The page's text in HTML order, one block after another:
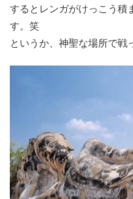
するとレンガがけっこう積
す。笑
というか、神聖な場所で戦